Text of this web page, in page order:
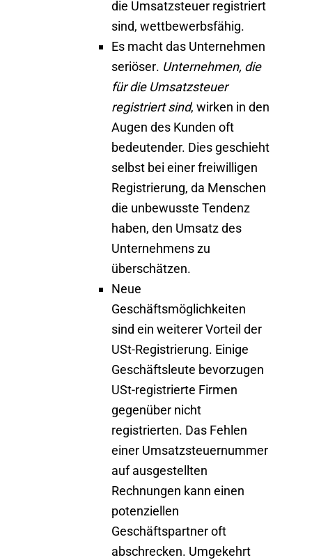
die Umsatzsteuer registriert
sind, wettbewerbsfähig.
Es macht das Unternehmen
seriöser. Unternehmen, die
für die Umsatzsteuer
registriert sind, wirken in den
Augen des Kunden oft
bedeutender. Dies geschieht
selbst bei einer freiwilligen
Registrierung, da Menschen
die unbewusste Tendenz
haben, den Umsatz des
Unternehmens zu
überschätzen.
Neue
Geschäftsmöglichkeiten
sind ein weiterer Vorteil der
USt-Registrierung. Einige
Geschäftsleute bevorzugen
USt-registrierte Firmen
gegenüber nicht
registrierten. Das Fehlen
einer Umsatzsteuernummer
auf ausgestellten
Rechnungen kann einen
potenziellen
Geschäftspartner oft
abschrecken. Umgekehrt